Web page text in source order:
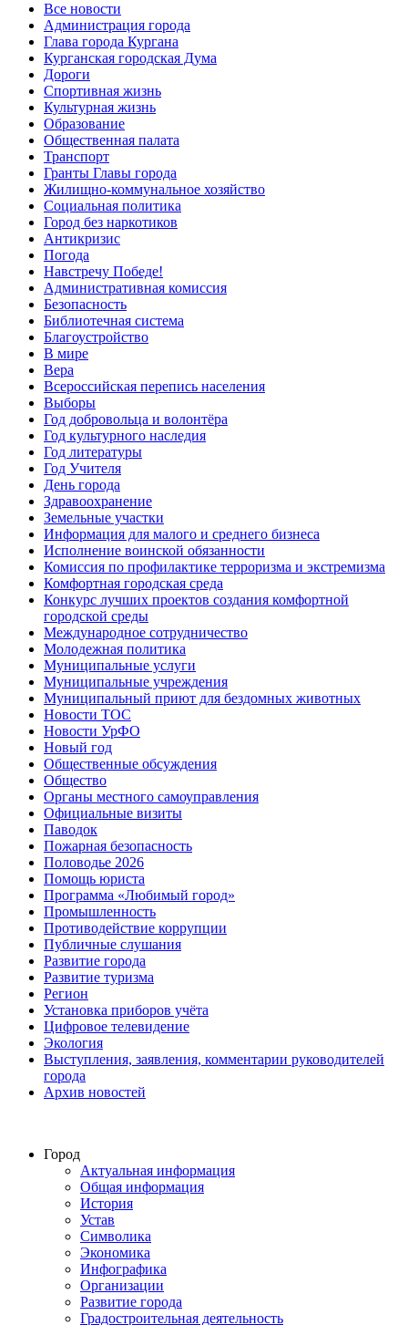
Все новости
Администрация города
Глава города Кургана
Курганская городская Дума
Дороги
Спортивная жизнь
Культурная жизнь
Образование
Общественная палата
Транспорт
Гранты Главы города
Жилищно-коммунальное хозяйство
Социальная политика
Город без наркотиков
Антикризис
Погода
Навстречу Победе!
Административная комиссия
Безопасность
Библиотечная система
Благоустройство
В мире
Вера
Всероссийская перепись населения
Выборы
Год добровольца и волонтёра
Год культурного наследия
Год литературы
Год Учителя
День города
Здравоохранение
Земельные участки
Информация для малого и среднего бизнеса
Исполнение воинской обязанности
Комиссия по профилактике терроризма и экстремизма
Комфортная городская среда
Конкурс лучших проектов создания комфортной
городской среды
Международное сотрудничество
Молодежная политика
Муниципальные услуги
Муниципальные учреждения
Муниципальный приют для бездомных животных
Новости ТОС
Новости УрФО
Новый год
Общественные обсуждения
Общество
Органы местного самоуправления
Официальные визиты
Паводок
Пожарная безопасность
Половодье 2026
Помощь юриста
Программа «Любимый город»
Промышленность
Противодействие коррупции
Публичные слушания
Развитие города
Развитие туризма
Регион
Установка приборов учёта
Цифровое телевидение
Экология
Выступления, заявления, комментарии руководителей
города
Архив новостей
Город
Актуальная информация
Общая информация
История
Устав
Символика
Экономика
Инфографика
Организации
Развитие города
Градостроительная деятельность